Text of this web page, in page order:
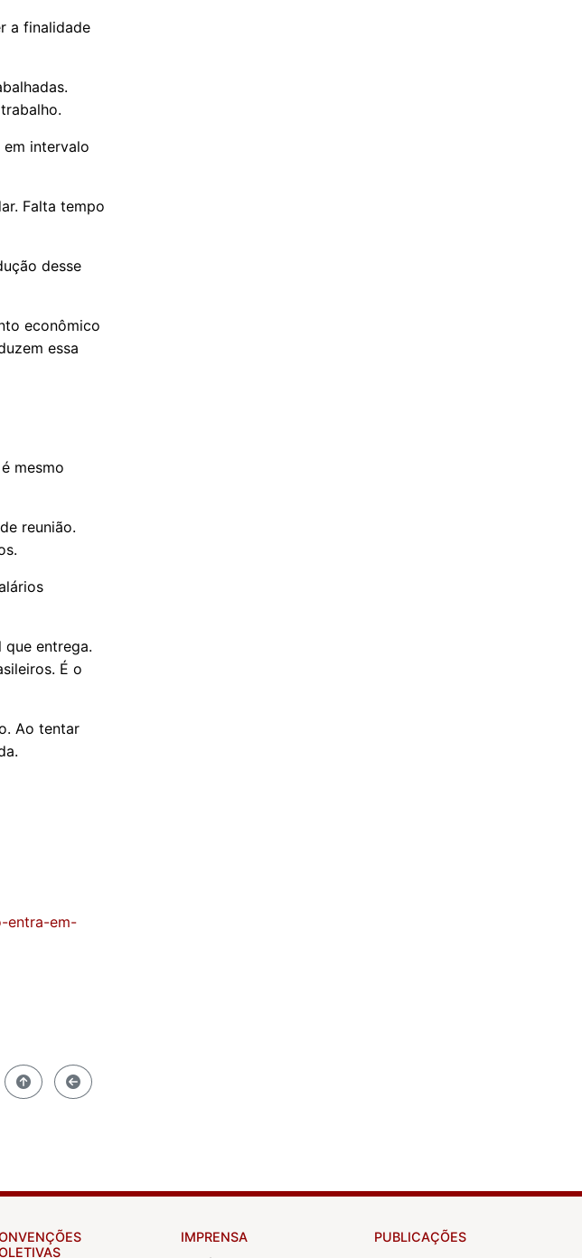
a finalidade
intervalo
Falta tempo
desse
econômico
essa
mesmo
reunião.
que entrega.
É o
Ao tentar
entra-em-
IMPRENSA
PUBLICAÇÕES